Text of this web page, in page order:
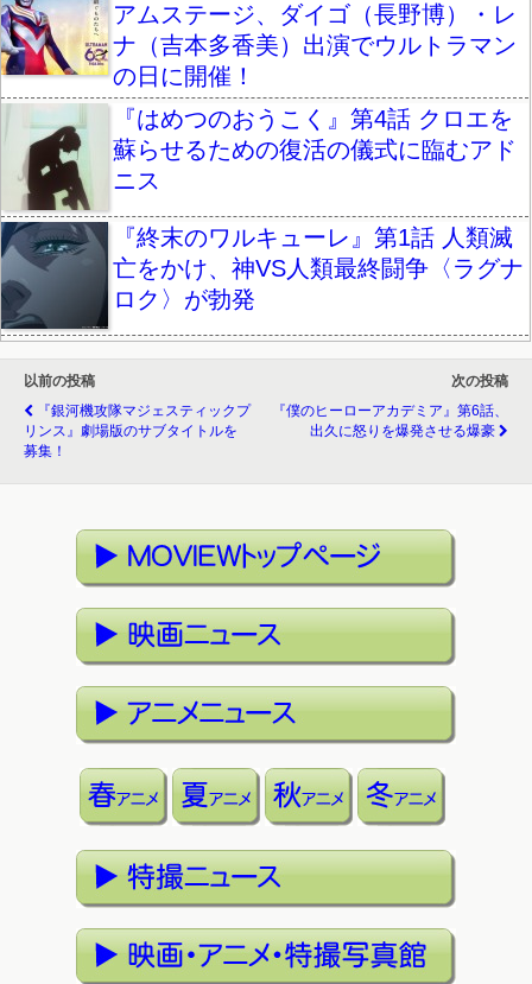
アムステージ、ダイゴ（長野博）・レ
ナ（吉本多香美）出演でウルトラマン
の日に開催！
『はめつのおうこく』第4話 クロエを
蘇らせるための復活の儀式に臨むアド
ニス
『終末のワルキューレ』第1話 人類滅
亡をかけ、神VS人類最終闘争〈ラグナ
ロク〉が勃発
以前の投稿
『銀河機攻隊マジェスティックプ
リンス』劇場版のサブタイトルを
募集！
次の投稿
『僕のヒーローアカデミア』第6話、
出久に怒りを爆発させる爆豪